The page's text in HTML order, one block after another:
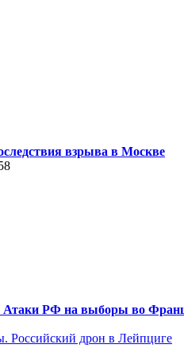
взрыва в Москве
Атаки РФ на выборы во
Российский дрон в Лейпциге